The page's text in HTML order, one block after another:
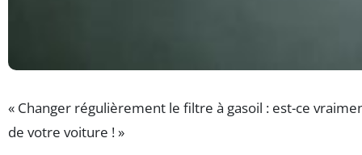
« Changer régulièrement le filtre à gasoil : est-ce
de votre voiture ! »